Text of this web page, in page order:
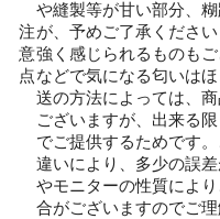
注
意
点
や縫製等が甘い部分、
が、予めご了承くださ
強く感じられるものも
などで気になる匂いは
送の方法によっては、
ございますが、出来る
でご提供するためです
違いにより、多少の誤
やモニターの性質によ
合がございますのでご理